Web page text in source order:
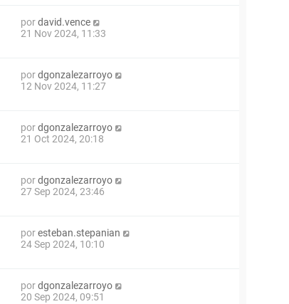
pordavid.vence
21 Nov 2024, 11:33
pordgonzalezarroyo
12 Nov 2024, 11:27
pordgonzalezarroyo
21 Oct 2024, 20:18
pordgonzalezarroyo
27 Sep 2024, 23:46
poresteban.stepanian
24 Sep 2024, 10:10
pordgonzalezarroyo
20 Sep 2024, 09:51